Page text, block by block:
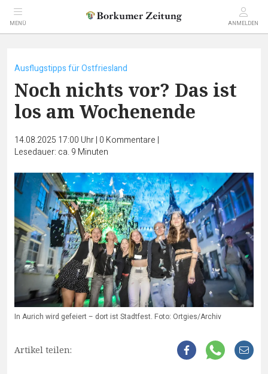
MENÜ ANMELDEN
Ausflugstipps für Ostfriesland
Noch nichts vor? Das ist
los am Wochenende
14.08.2025 17:00 Uhr| 0 Kommentare |
Lesedauer: ca. 9 Minuten
In Aurich wird gefeiert – dort ist Stadtfest. Foto: Ortgies/Archiv
Artikel teilen: